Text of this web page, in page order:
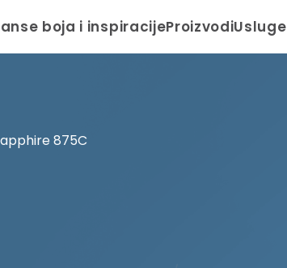
boja i inspiracijeProizvodiUsluge
875C